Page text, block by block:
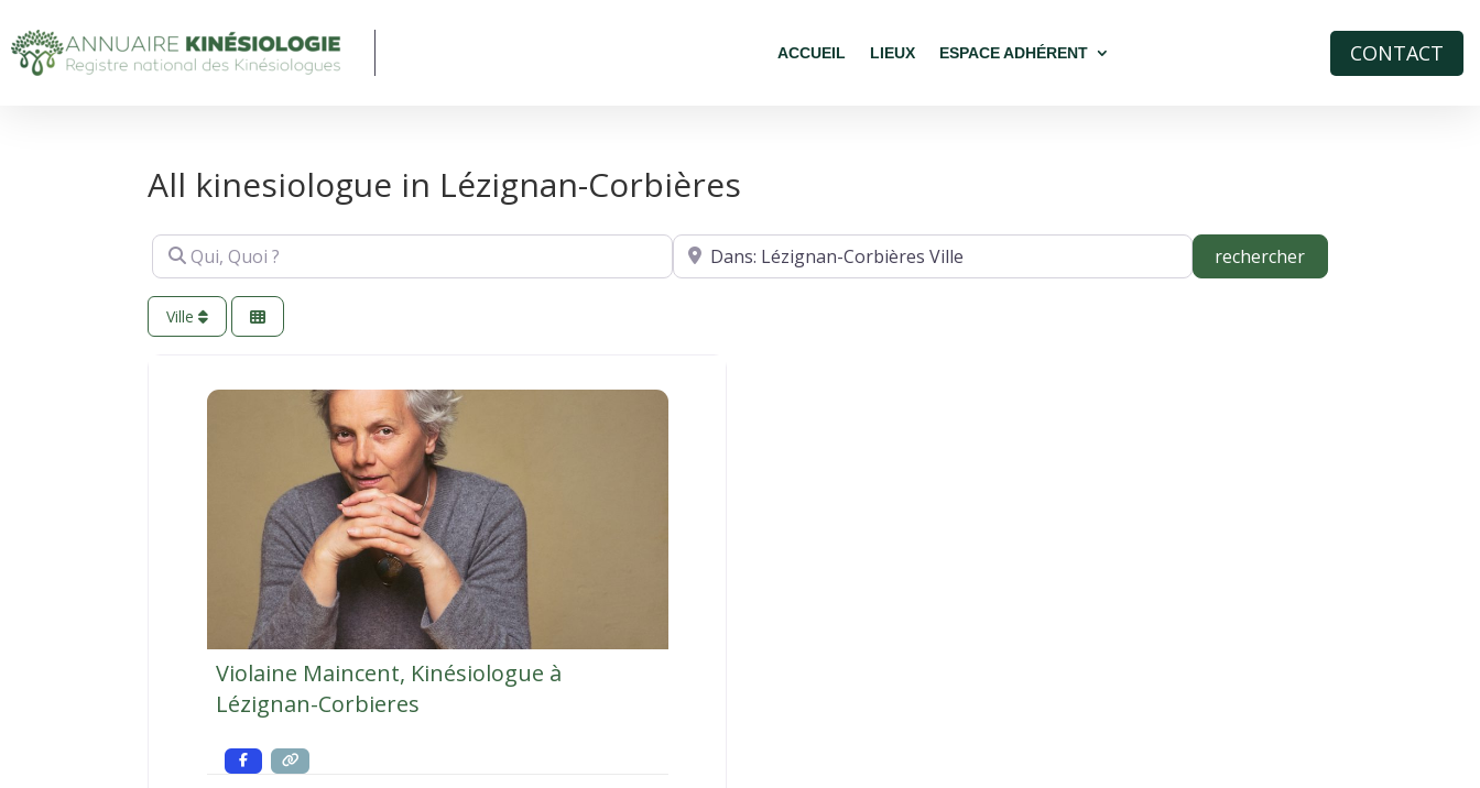
ACCUEIL LIEUX ESPACE ADHÉRENT CONTACT
All kinesiologue in Lézignan-Corbières
Qui, Quoi ? Où ? rechercherrechercher
Ville
Violaine Maincent, Kinésiologue à
Lézignan-Corbieres